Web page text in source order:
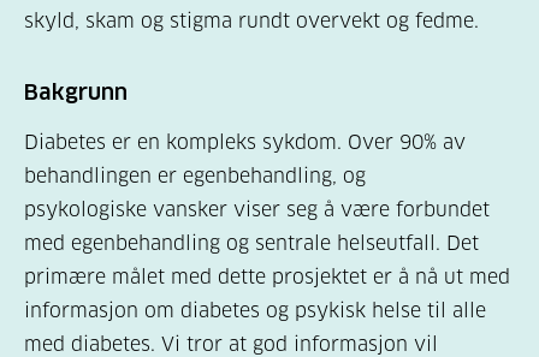
skyld, skam og stigma rundt overvekt og fedme.
Bakgrunn
Diabetes er en kompleks sykdom. Over 90% av
behandlingen er egenbehandling, og
psykologiske vansker viser seg å være forbundet
med egenbehandling og sentrale helseutfall. Det
primære målet med dette prosjektet er å nå ut med
informasjon om diabetes og psykisk helse til alle
med diabetes. Vi tror at god informasjon vil